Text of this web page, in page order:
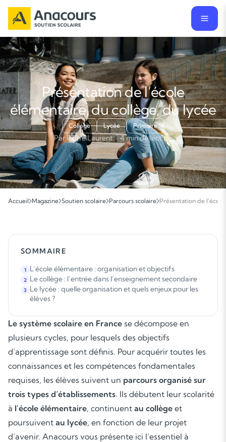
Présentation de l’école
élémentaire, du collège, du lycée
Collège Lycée Primaire
Par Pierre Laurent · 4 min de lecture
Accueil Magazine Soutien scolaire Parcours scolaire Présentation de
SOMMAIRE
1 L’école élémentaire : organisation et objectifs
2 Le collège : l’entrée dans l’enseignement secondaire
3 Le lycée : quelle organisation et quels enjeux pour les
élèves ?
Le système scolaire en France se décompose en
plusieurs cycles, pour lesquels des objectifs
d’apprentissage sont définis. Pour acquérir toutes les
connaissances et les compétences fondamentales
requises, les élèves suivent un parcours organisé sur
trois types d’établissements. Ils débutent leur scolarité
à l’école élémentaire, continuent au collège et
poursuivent au lycée, en fonction de leur projet
d’avenir. Anacours vous présente ici l’essentiel à